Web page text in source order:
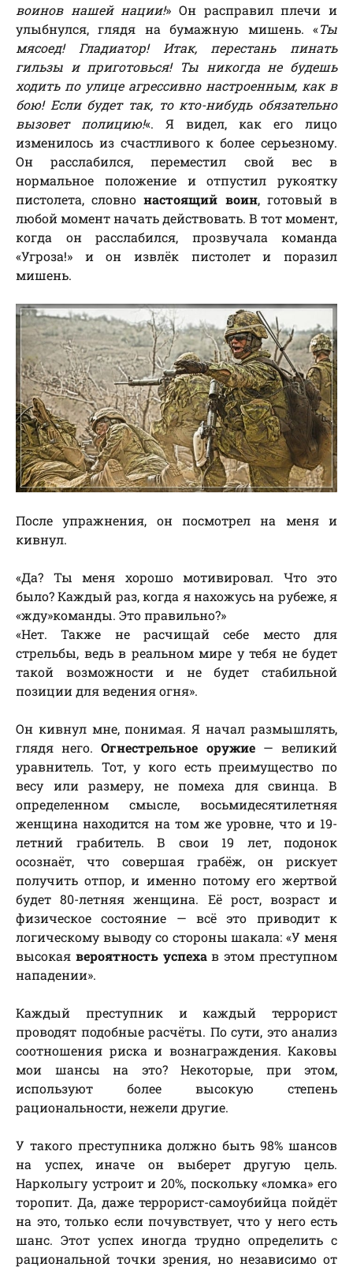
воинов нашей нации!» Он расправил плечи и
улыбнулся, глядя на бумажную мишень. «Ты
мясоед! Гладиатор! Итак, перестань пинать
гильзы и приготовься! Ты никогда не будешь
ходить по улице агрессивно настроенным, как в
бою! Если будет так, то кто-нибудь обязательно
вызовет полицию!«. Я видел, как его лицо
изменилось из счастливого к более серьезному.
Он расслабился, переместил свой вес в
нормальное положение и отпустил рукоятку
пистолета, словнонастоящий воин, готовый в
любой момент начать действовать. В тот момент,
когда он расслабился, прозвучала команда
«Угроза!» и он извлёк пистолет и поразил
мишень.
После упражнения, он посмотрел на меня и
кивнул.
«Да? Ты меня хорошо мотивировал. Что это
было? Каждый раз, когда я нахожусь на рубеже, я
«жду»команды. Это правильно?»
«Нет. Также не расчищай себе место для
стрельбы, ведь в реальном мире у тебя не будет
такой возможности и не будет стабильной
позиции для ведения огня».
Он кивнул мне, понимая. Я начал размышлять,
глядя него.Огнестрельное оружие— великий
уравнитель. Тот, у кого есть преимущество по
весу или размеру, не помеха для свинца. В
определенном смысле, восьмидесятилетняя
женщина находится на том же уровне, что и 19-
летний грабитель. В свои 19 лет, подонок
осознаёт, что совершая грабёж, он рискует
получить отпор, и именно потому его жертвой
будет 80-летняя женщина. Её рост, возраст и
физическое состояние — всё это приводит к
логическому выводу со стороны шакала: «У меня
высокая вероятность успехав этом преступном
нападении».
Каждый преступник и каждый террорист
проводят подобные расчёты. По сути, это анализ
соотношения риска и вознаграждения. Каковы
мои шансы на это? Некоторые, при этом,
используют более высокую степень
рациональности, нежели другие.
У такого преступника должно быть 98% шансов
на успех, иначе он выберет другую цель.
Нарколыгу устроит и 20%, поскольку «ломка» его
торопит. Да, даже террорист-самоубийца пойдёт
на это, только если почувствует, что у него есть
шанс. Этот успех иногда трудно определить с
рациональной точки зрения, но независимо от